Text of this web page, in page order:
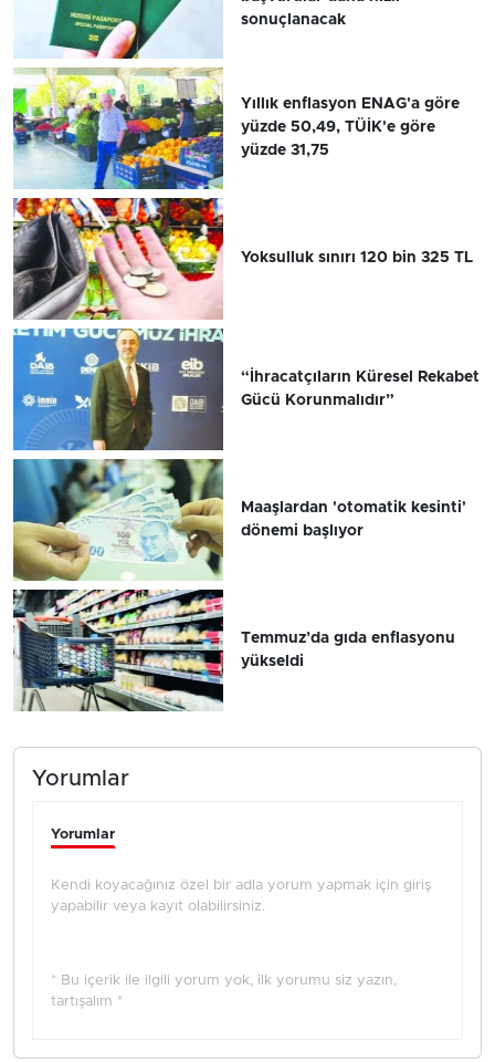
sonuçlanacak
Yıllık enflasyon ENAG'a göre
yüzde 50,49, TÜİK'e göre
yüzde 31,75
Yoksulluk sınırı 120 bin 325 TL
“İhracatçıların Küresel Rekabet
Gücü Korunmalıdır”
Maaşlardan 'otomatik kesinti'
dönemi başlıyor
Temmuz’da gıda enflasyonu
yükseldi
Yorumlar
Yorumlar
Kendi koyacağınız özel bir adla yorum yapmak için giriş
yapabilir veya kayıt olabilirsiniz.
* Bu içerik ile ilgili yorum yok, ilk yorumu siz yazın,
tartışalım *